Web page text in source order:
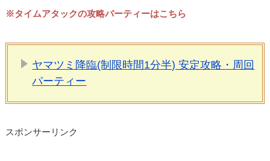
※タイムアタックの攻略パーティーはこちら
ヤマツミ降臨(制限時間1分半) 安定攻略・周回
パーティー
スポンサーリンク